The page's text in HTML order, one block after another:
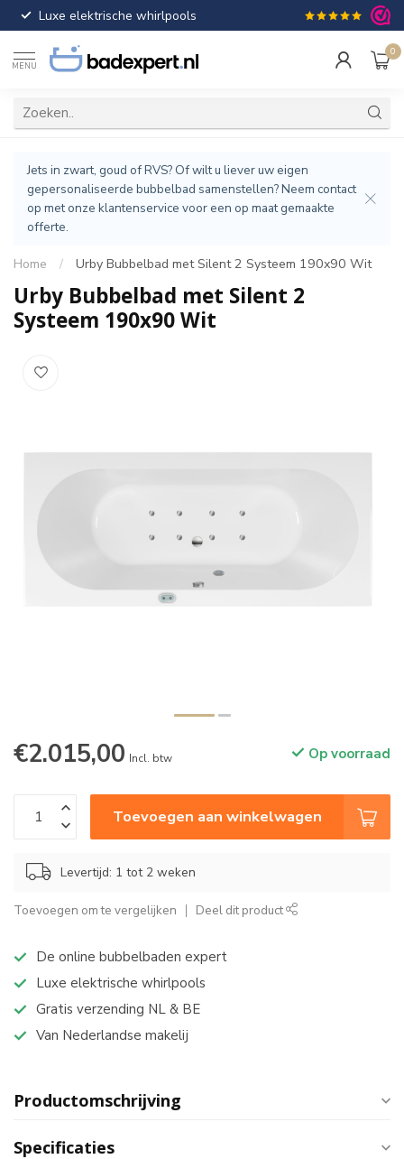
Luxe elektrische whirlpools Gratis
MENU
0
Jets in zwart, goud of RVS? Of wilt u liever uw eigen
gepersonaliseerde bubbelbad samenstellen? Neem contact
op met onze klantenservice voor een op maat gemaakte
offerte.
Home / Urby Bubbelbad met Silent 2 Systeem 190x90 Wit
Urby Bubbelbad met Silent 2
Systeem 190x90 Wit
€2.015,00 Incl. btw Op voorraad
Toevoegen aan winkelwagen
Levertijd: 1 tot 2 weken
Toevoegen om te vergelijken Deel dit product
De online bubbelbaden expert
Luxe elektrische whirlpools
Gratis verzending NL & BE
Van Nederlandse makelij
Productomschrijving
Specificaties